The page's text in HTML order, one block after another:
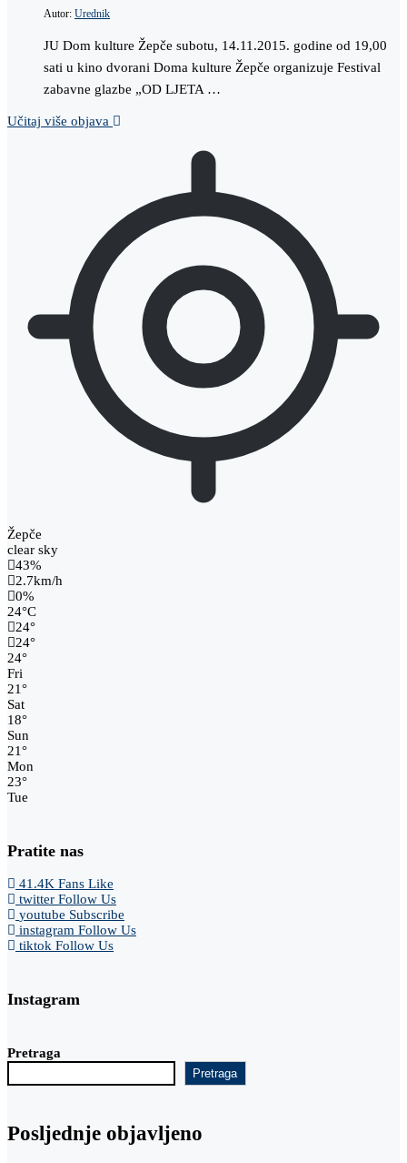
Autor: Urednik
JU Dom kulture Žepče subotu, 14.11.2015. godine od 19,00
sati u kino dvorani Doma kulture Žepče organizuje Festival
zabavne glazbe „OD LJETA …
Učitaj više objava
Žepče
clear sky
43%
2.7km/h
0%
24°C
24°
24°
24°
Fri
21°
Sat
18°
Sun
21°
Mon
23°
Tue
Pratite nas
41.4K Fans Like
twitter Follow Us
youtube Subscribe
instagram Follow Us
tiktok Follow Us
Instagram
Pretraga
Pretraga
Posljednje objavljeno